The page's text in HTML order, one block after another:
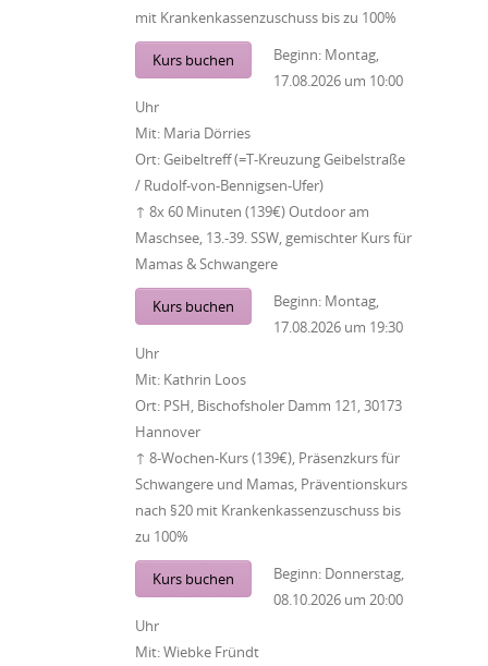
mit Krankenkassenzuschuss bis zu 100%
Kurs buchen Beginn: Montag,
17.08.2026 um 10:00
Uhr
Mit: Maria Dörries
Ort:Geibeltreff (=T-Kreuzung Geibelstraße
/ Rudolf-von-Bennigsen-Ufer)
↑ 8x 60 Minuten (139€) Outdoor am
Maschsee, 13.-39. SSW, gemischter Kurs für
Mamas & Schwangere
Kurs buchen Beginn: Montag,
17.08.2026 um 19:30
Uhr
Mit: Kathrin Loos
Ort: PSH, Bischofsholer Damm 121, 30173
Hannover
↑ 8-Wochen-Kurs (139€), Präsenzkurs für
Schwangere und Mamas, Präventionskurs
nach §20 mit Krankenkassenzuschuss bis
zu 100%
Kurs buchen Beginn: Donnerstag,
08.10.2026 um 20:00
Uhr
Mit:Wiebke Fründt